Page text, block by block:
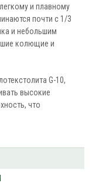
и плавному
почти с 1/3
и небольшим
колющие и
G-10,
высокие
что